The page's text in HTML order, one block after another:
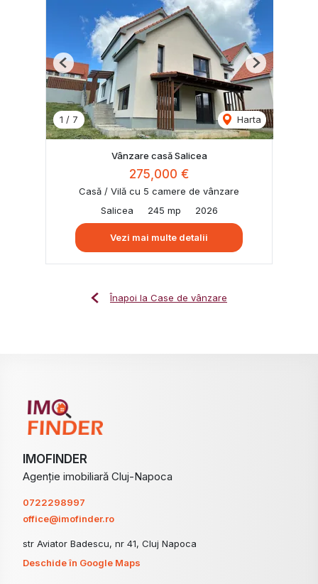
1 / 7 Harta
Previous Next
Vânzare casă Salicea
275,000 €
Casă / Vilă cu 5 camere de vânzare
Salicea
245 mp 2026
Vezi mai multe detalii
Înapoi la Case de vânzare
IMOFINDER
Agenție imobiliară Cluj-Napoca
0722298997
office@imofinder.ro
str Aviator Badescu, nr 41, Cluj Napoca
Deschide în Google Maps